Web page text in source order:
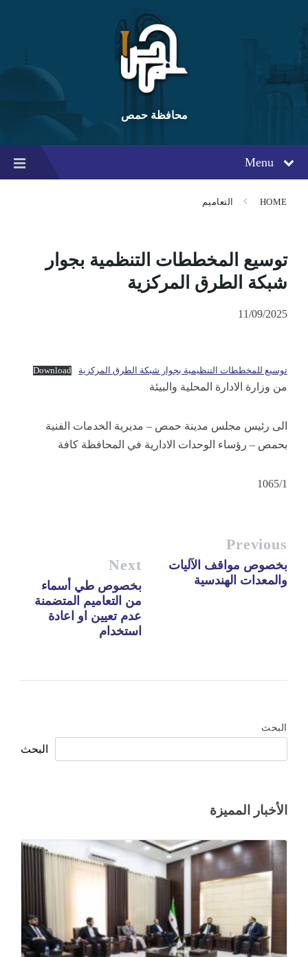
content
main
navigation
footer
محافظة حمص
Menu
HOME التعاميم
توسيع المخططات التنظمية بجوار
شبكة الطرق المركزية
11/09/2025
توسيع للمخططات التنظيمية بجوار شبكة الطرق المركزية Download
من وزارة الادارة المحلية والبيئة
الى رئيس مجلس مدينة حمص – مديرية الخدمات الفنية
بحمص – رؤساء الوحدات الادارية في المحافظة كافة
1065/1
Previous
بخصوص مواقف الآليات
والمعدات الهندسية
Next
بخصوص طي أسماء
من التعاميم المتضمنة
عدم تعيين او اعادة
استخدام
البحث
البحث
الأخبار المميزة